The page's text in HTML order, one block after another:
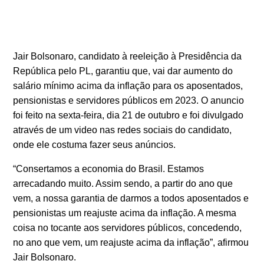
Jair Bolsonaro, candidato à reeleição à Presidência da
República pelo PL, garantiu que, vai dar aumento do
salário mínimo acima da inflação para os aposentados,
pensionistas e servidores públicos em 2023. O anuncio
foi feito na sexta-feira, dia 21 de outubro e foi divulgado
através de um video nas redes sociais do candidato,
onde ele costuma fazer seus anúncios.
“Consertamos a economia do Brasil. Estamos
arrecadando muito. Assim sendo, a partir do ano que
vem, a nossa garantia de darmos a todos aposentados e
pensionistas um reajuste acima da inflação. A mesma
coisa no tocante aos servidores públicos, concedendo,
no ano que vem, um reajuste acima da inflação”, afirmou
Jair Bolsonaro.